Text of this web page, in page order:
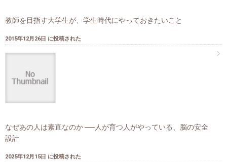
教師を目指す大学生が、学生時代にやっておきたいこと
2015年12月26日 に投稿された
なぜあの人は素直なのか ──人が育つ人がやっている、脳の安全
設計
2025年12月15日 に投稿された